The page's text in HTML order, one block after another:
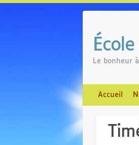
Le bonheur
Accueil